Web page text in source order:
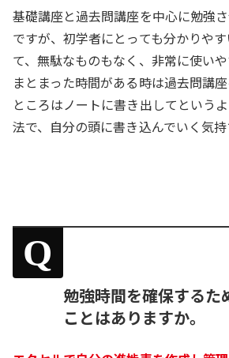
基礎講座と過去問講座を中心に勉強
ですが、初学者にとっても分かりや
て、無駄なものもなく、非常に使いや
まとまった時間がある時は過去問講
ところはノートに書き出してという
法で、自分の頭に書き込んでいく気持
Q
勉強時間を確保するた
ことはありますか。